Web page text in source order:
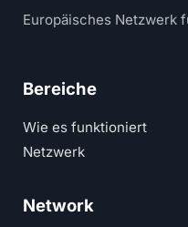
Europäisches Netzwerk
Bereiche
Wie es funktioniert
Netzwerk
Network